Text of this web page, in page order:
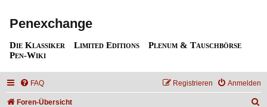
Penexchange
Die Klassiker Limited Editions
Plenum & Tauschbörse
Pen-Wiki
FAQ Anmelden
Registrieren
Foren-Übersicht